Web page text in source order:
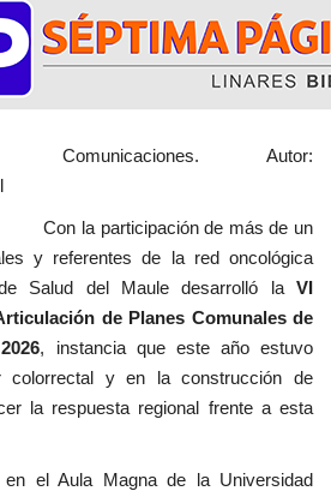
Comunicaciones. Autor:
de más de un
y referentes de la red oncológica
Salud del Maule desarrolló la VI
de Planes Comunales de
, instancia que este año estuvo
colorrectal y en la construcción de
la respuesta regional frente a esta
en el Aula Magna de la Universidad